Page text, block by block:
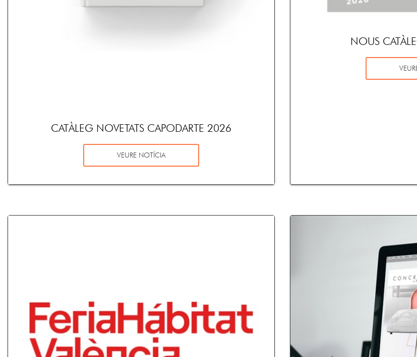
CATÀLEG NOVETATS CAPODARTE 2026
VEURE NOTÍCIA
NOUS